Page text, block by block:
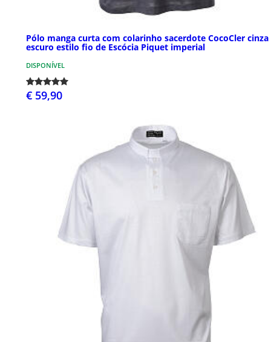
Pólo manga curta com colarinho sacerdote CocoCler cinza
escuro estilo fio de Escócia Piquet imperial
DISPONÍVEL
€ 59,90